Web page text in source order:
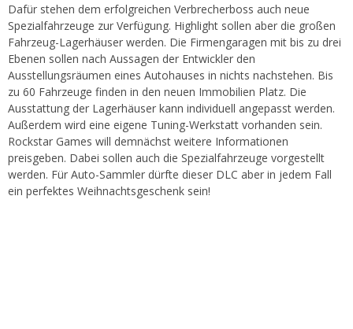
Dafür stehen dem erfolgreichen Verbrecherboss auch neue
Spezialfahrzeuge zur Verfügung. Highlight sollen aber die großen
Fahrzeug-Lagerhäuser werden. Die Firmengaragen mit bis zu drei
Ebenen sollen nach Aussagen der Entwickler den
Ausstellungsräumen eines Autohauses in nichts nachstehen. Bis
zu 60 Fahrzeuge finden in den neuen Immobilien Platz. Die
Ausstattung der Lagerhäuser kann individuell angepasst werden.
Außerdem wird eine eigene Tuning-Werkstatt vorhanden sein.
Rockstar Games will demnächst weitere Informationen
preisgeben. Dabei sollen auch die Spezialfahrzeuge vorgestellt
werden. Für Auto-Sammler dürfte dieser DLC aber in jedem Fall
ein perfektes Weihnachtsgeschenk sein!